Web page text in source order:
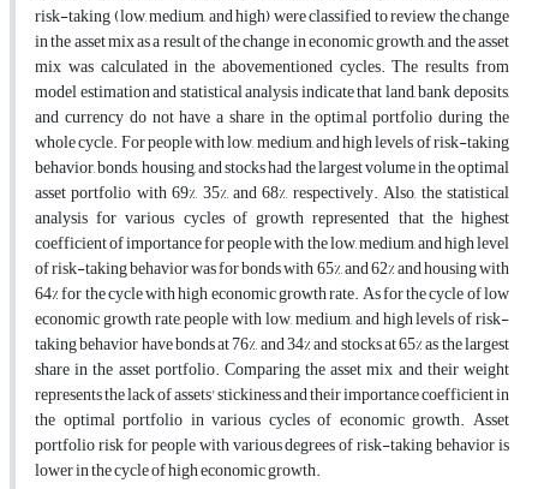
risk-taking (low, medium, and high) were classified to review the change
in the asset mix as a result of the change in economic growth, and the asset
mix was calculated in the abovementioned cycles. The results from
model estimation and statistical analysis indicate that land, bank deposits,
and currency do not have a share in the optimal portfolio during the
whole cycle. For people with low, medium, and high levels of risk-taking
behavior, bonds, housing, and stocks had the largest volume in the optimal
asset portfolio with 69%, 35%, and 68%, respectively. Also, the statistical
analysis for various cycles of growth represented that the highest
coefficient of importance for people with the low, medium, and high level
of risk-taking behavior was for bonds with 65%, and 62% and housing with
64% for the cycle with high economic growth rate. As for the cycle of low
economic growth rate, people with low, medium, and high levels of risk-
taking behavior have bonds at 76%, and 34% and stocks at 65% as the largest
share in the asset portfolio. Comparing the asset mix and their weight
represents the lack of assets' stickiness and their importance coefficient in
the optimal portfolio in various cycles of economic growth. Asset
portfolio risk for people with various degrees of risk-taking behavior is
lower in the cycle of high economic growth.